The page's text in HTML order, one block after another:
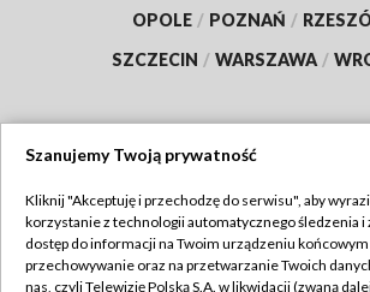
OPOLE / POZNAŃ /
SZCZECIN / WARSZAWA /
TVP
Abonament TVP
Regulamin TVP
Szanujemy Twoją prywatność
Kliknij "Akceptuję i przechodzę do serwisu", aby
korzystanie z technologii automatycznego śledzenia i
dostęp do informacji na Twoim urządzeniu końcowym
przechowywanie oraz na przetwarzanie Twoich
nas, czyli Telewizję Polską S.A. w likwidacji (zwaną